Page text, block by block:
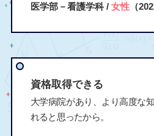
医学部－看護学科 / 女性（
資格取得できる
大学病院があり、より高度な
れると思ったから。